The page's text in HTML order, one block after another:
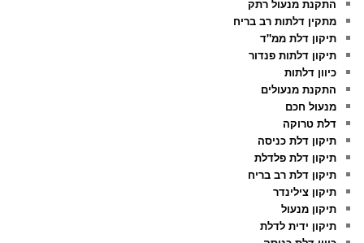
התקנת מנעול רתק
מתקין דלתות רב בריח
תיקון דלת ממ"ד
תיקון דלתות פנדור
כיוון דלתות
התקנת מנעולים
מנעול חכם
דלת טרוקה
תיקון דלת כניסה
תיקון דלת פלדלת
תיקון דלת רב בריח
תיקון צילינדר
תיקון מנעול
תיקון ידית לדלת